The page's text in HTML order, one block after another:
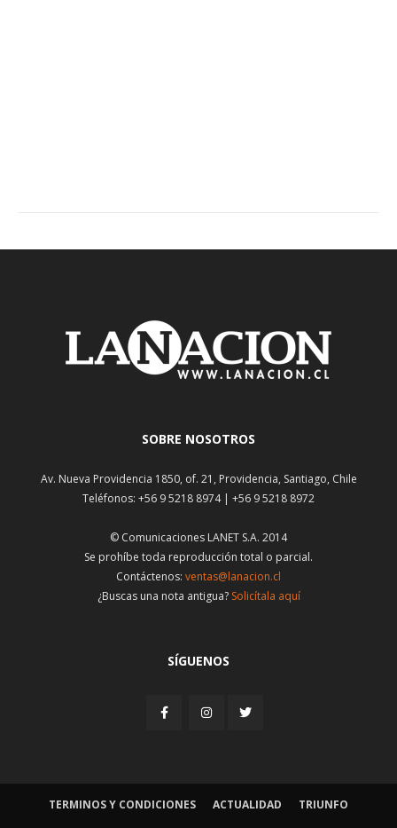
SOBRE NOSOTROS
Av. Nueva Providencia 1850, of. 21, Providencia, Santiago, Chile
Teléfonos: +56 9 5218 8974 | +56 9 5218 8972
© Comunicaciones LANET S.A. 2014
Se prohíbe toda reproducción total o parcial.
Contáctenos: ventas@lanacion.cl
¿Buscas una nota antigua? Solicítala aquí
SÍGUENOS
TERMINOS Y CONDICIONES ACTUALIDAD TRIUNFO